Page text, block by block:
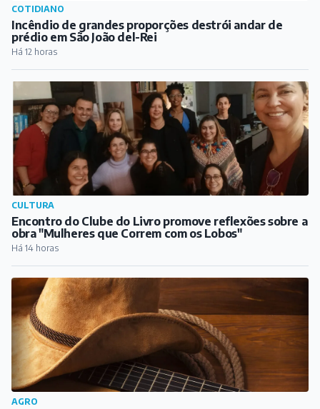
COTIDIANO
Incêndio de grandes proporções destrói andar de
prédio em São João del-Rei
Há 12 horas
CULTURA
Encontro do Clube do Livro promove reflexões sobre a
obra "Mulheres que Correm com os Lobos"
Há 14 horas
AGRO